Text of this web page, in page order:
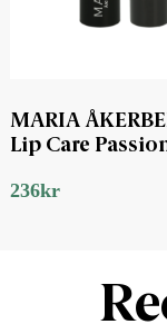
MARIA
Lip Care
236kr